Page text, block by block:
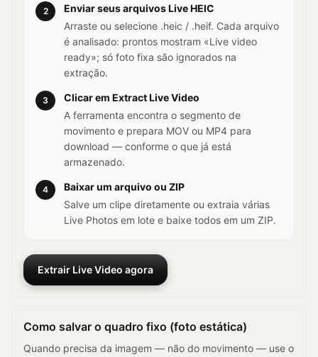
2
Enviar seus arquivos Live HEIC
Arraste ou selecione .heic / .heif. Cada arquivo
é analisado: prontos mostram «Live video
ready»; só foto fixa são ignorados na
extração.
3
Clicar em Extract Live Video
A ferramenta encontra o segmento de
movimento e prepara MOV ou MP4 para
download — conforme o que já está
armazenado.
4
Baixar um arquivo ou ZIP
Salve um clipe diretamente ou extraia várias
Live Photos em lote e baixe todos em um ZIP.
Extrair Live Video agora
Como salvar o quadro fixo (foto estática)
Quando precisa da imagem — não do movimento — use o